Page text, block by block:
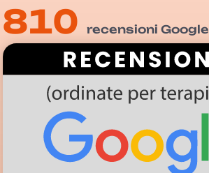
810 recensioni Google